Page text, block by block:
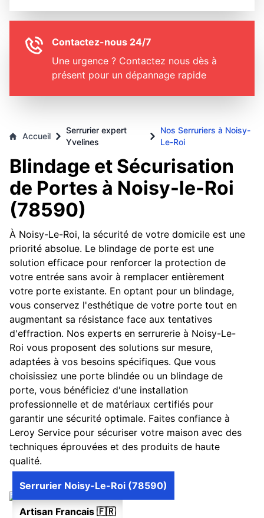
Contactez-nous 24/7
Une urgence ? Contactez nous dès à
présent pour un dépannage rapide
Accueil
Serrurier expert
Yvelines
Nos Serruriers à Noisy-
Le-Roi
Blindage et Sécurisation
de Portes à Noisy-le-Roi
(78590)
À Noisy-Le-Roi, la sécurité de votre domicile est une
priorité absolue. Le blindage de porte est une
solution efficace pour renforcer la protection de
votre entrée sans avoir à remplacer entièrement
votre porte existante. En optant pour un blindage,
vous conservez l'esthétique de votre porte tout en
augmentant sa résistance face aux tentatives
d'effraction. Nos experts en serrurerie à Noisy-Le-
Roi vous proposent des solutions sur mesure,
adaptées à vos besoins spécifiques. Que vous
choisissiez une porte blindée ou un blindage de
porte, vous bénéficiez d'une installation
professionnelle et de matériaux certifiés pour
garantir une sécurité optimale. Faites confiance à
Leroy Service pour sécuriser votre maison avec des
techniques éprouvées et des produits de haute
qualité.
Artisan Francais 🇫🇷
Serrurier Noisy-Le-Roi (78590)